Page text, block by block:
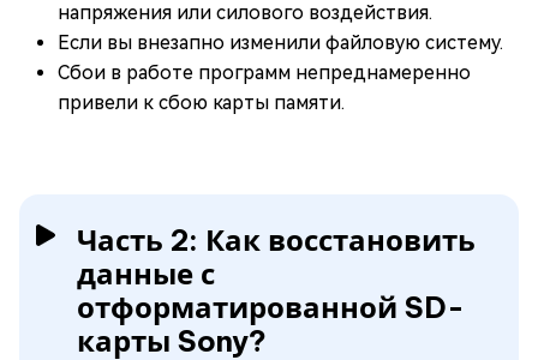
напряжения или силового воздействия.
Если вы внезапно изменили файловую систему.
Сбои в работе программ непреднамеренно
привели к сбою карты памяти.
Часть 2: Как восстановить
данные с
отформатированной SD-
карты Sony?